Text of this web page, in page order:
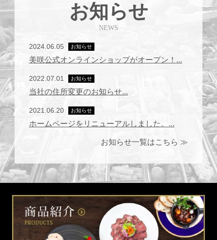
お知らせ
NEWS
2024.06.05 お知らせ
美咲公式オンラインショップがオープン！...
2022.07.01 お知らせ
当社の住所変更のお知らせ...
2021.06.20 お知らせ
ホームページをリニューアルしました。...
お知らせ一覧はこちら ≫